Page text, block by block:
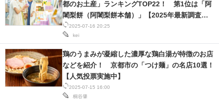
2025-07-16 20:25
kei
都のお土産」ランキングTOP22！ 第1位は「阿
闍梨餅（阿闍梨餅本舗）」【2025年最新調査結
果】
2025-07-15 16:00
桐谷肇
鶏のうまみが凝縮した濃厚な鶏白湯が特徴のお店
などを紹介！ 京都市の「つけ麺」の名店10選！
【人気投票実施中】